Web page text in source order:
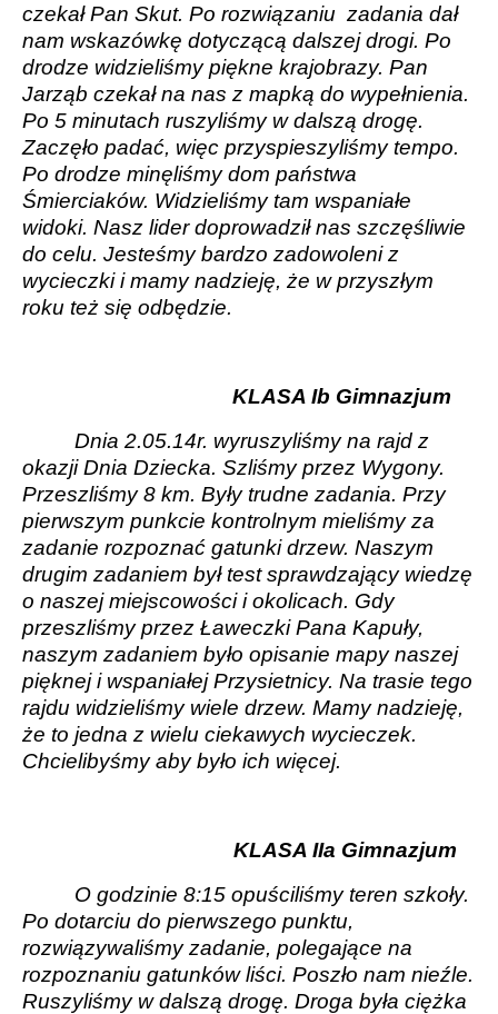
czekał Pan Skut. Po rozwiązaniu zadania dał
nam wskazówkę dotyczącą dalszej drogi. Po
drodze widzieliśmy piękne krajobrazy. Pan
Jarząb czekał na nas z mapką do wypełnienia.
Po 5 minutach ruszyliśmy w dalszą drogę.
Zaczęło padać, więc przyspieszyliśmy tempo.
Po drodze minęliśmy dom państwa
Śmierciaków. Widzieliśmy tam wspaniałe
widoki. Nasz lider doprowadził nas szczęśliwie
do celu. Jesteśmy bardzo zadowoleni z
wycieczki i mamy nadzieję, że w przyszłym
roku też się odbędzie.
KLASA Ib Gimnazjum
Dnia 2.05.14r. wyruszyliśmy na rajd z
okazji Dnia Dziecka. Szliśmy przez Wygony.
Przeszliśmy 8 km. Były trudne zadania. Przy
pierwszym punkcie kontrolnym mieliśmy za
zadanie rozpoznać gatunki drzew. Naszym
drugim zadaniem był test sprawdzający wiedzę
o naszej miejscowości i okolicach. Gdy
przeszliśmy przez Ławeczki Pana Kapuły,
naszym zadaniem było opisanie mapy naszej
pięknej i wspaniałej Przysietnicy. Na trasie tego
rajdu widzieliśmy wiele drzew. Mamy nadzieję,
że to jedna z wielu ciekawych wycieczek.
Chcielibyśmy aby było ich więcej.
KLASA IIa Gimnazjum
O godzinie 8:15 opuściliśmy teren szkoły.
Po dotarciu do pierwszego punktu,
rozwiązywaliśmy zadanie, polegające na
rozpoznaniu gatunków liści. Poszło nam nieźle.
Ruszyliśmy w dalszą drogę. Droga była ciężka